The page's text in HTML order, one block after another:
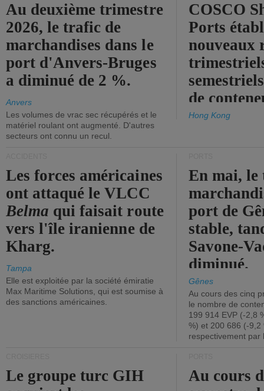
Au deuxième trimestre
2026, le trafic de
marchandises dans le
port d'Anvers-Bruges
a diminué de 2 %.
Anvers
Les volumes de vrac sec récupérés et le
matériel roulant ont augmenté. D'autres
secteurs ont connu un recul.
COSCO
Ports
nouveaux
de
Hong Kong
Les forces américaines
ont attaqué le VLCC
Belma qui faisait route
vers l'île iranienne de
Kharg.
Tampa
Elle est exploitée par la société émiratie
Max Maritime Solutions, qui est soumise à
des sanctions américaines.
En mai, le
port de
stable,
Savone-
diminué.
Gênes
Au cours des cinq
le nombre de
199 914 EVP (-2,8
%) et 200 686 (-9,2
respectivement par
Le groupe turc GIH
Au cours